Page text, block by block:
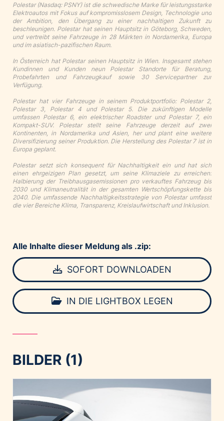
Polestar (Nasdaq: PSNY) ist die schwedische Marke für leistungsstarke
Elektroautos mit Fokus auf kompromisslosem Design, Technologie und
der Ambition, den Übergang zu einer nachhaltigen Zukunft zu
beschleunigen. Polestar hat seinen Hauptsitz in Göteborg, Schweden,
und vertreibt seine Fahrzeuge in 28 Märkten in Nordamerika, Europa
und im asiatisch-pazifischen Raum.
In Österreich hat Polestar seinen Hauptsitz in Wien. Insgesamt stehen
Kundinnen und Kunden neun Polestar Standorte für Beratung,
Probefahrten und Fahrzeugkauf sowie 30 Servicepartner zur
Verfügung.
Polestar hat vier Fahrzeuge in seinem Produktportfolio: Polestar 2,
Polestar 3, Polestar 4 und Polestar 5. Die zukünftigen Modelle
umfassen Polestar 6, ein elektrischer Roadster und Polestar 7, ein
Kompakt-SUV. Polestar stellt seine Fahrzeuge derzeit auf zwei
Kontinenten, in Nordamerika und Asien, her und plant eine weitere
Diversifizierung seiner Produktion. Die Herstellung des Polestar 7 ist in
Europa geplant.
Polestar setzt sich konsequent für Nachhaltigkeit ein und hat sich
einen ehrgeizigen Plan gesetzt, um seine Klimaziele zu erreichen:
Halbierung der Treibhausgasemissionen pro verkauftes Fahrzeug bis
2030 und Klimaneutralität in der gesamten Wertschöpfungskette bis
2040. Die umfassende Nachhaltigkeitsstrategie von Polestar umfasst
die vier Bereiche Klima, Transparenz, Kreislaufwirtschaft und Inklusion.
Alle Inhalte dieser Meldung als .zip:
SOFORT DOWNLOADEN
IN DIE LIGHTBOX LEGEN
BILDER (1)